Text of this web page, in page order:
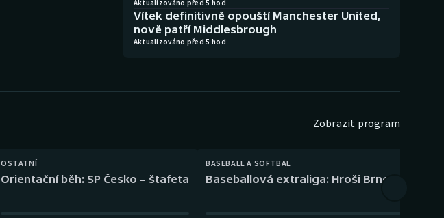
Aktualizováno před 5 hod
Vítek definitivně opouští Manchester United,
nově patří Middlesbrough
Aktualizováno před 5 hod
Zobrazit program
OSTATNÍ
Orientační běh: SP Česko – štafeta
BASEBALL A SOFTBAL
Baseballová extraliga: Hroši Brno – Eagles